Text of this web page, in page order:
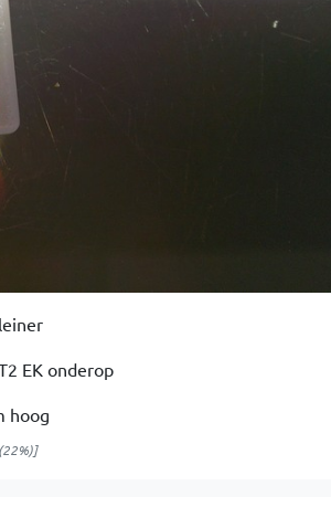
EK onderop
hoog